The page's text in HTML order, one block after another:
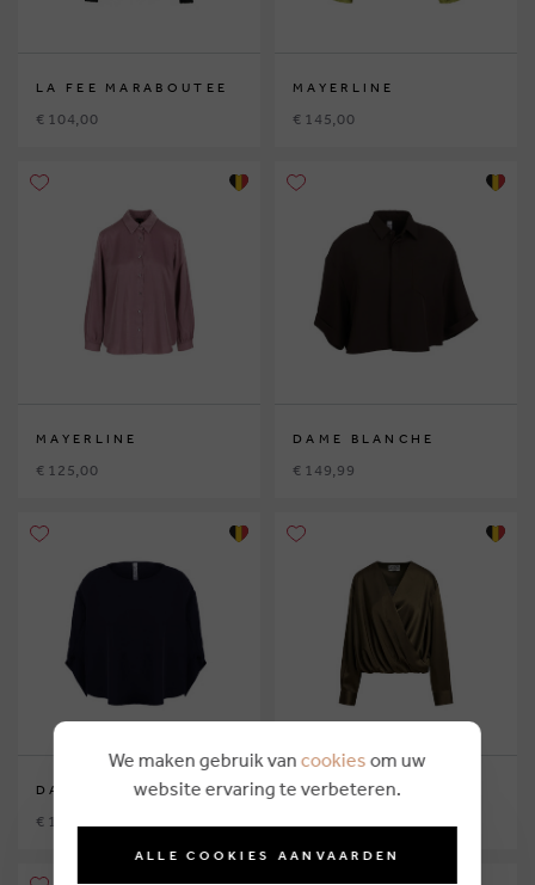
LA FEE MARABOUTEE
€ 104,00
MAYERLINE
€ 145,00
MAYERLINE
€ 125,00
DAME BLANCHE
€ 149,99
DAME BLANCHE
€ 139,99
ESSENTIEL
€ 164,95
We maken gebruik van cookies om uw
website ervaring te verbeteren.
ALLE COOKIES AANVAARDEN